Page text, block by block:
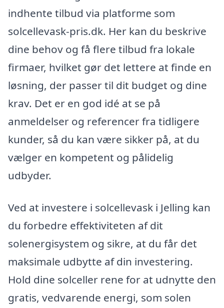
indhente tilbud via platforme som
solcellevask-pris.dk. Her kan du beskrive
dine behov og få flere tilbud fra lokale
firmaer, hvilket gør det lettere at finde en
løsning, der passer til dit budget og dine
krav. Det er en god idé at se på
anmeldelser og referencer fra tidligere
kunder, så du kan være sikker på, at du
vælger en kompetent og pålidelig
udbyder.
Ved at investere i solcellevask i Jelling kan
du forbedre effektiviteten af dit
solenergisystem og sikre, at du får det
maksimale udbytte af din investering.
Hold dine solceller rene for at udnytte den
gratis, vedvarende energi, som solen